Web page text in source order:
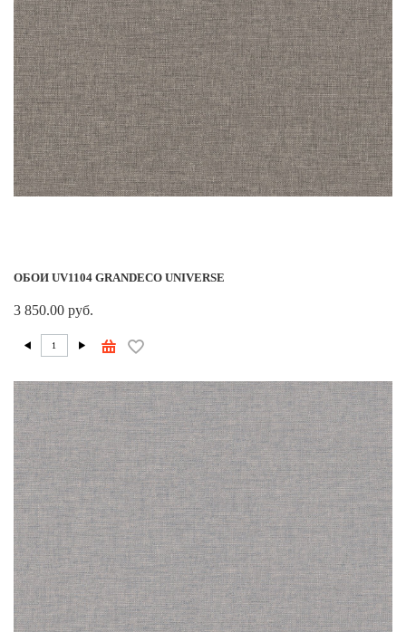
ОБОИ UV1104 GRANDECO UNIVERSE
3 850.00 руб.